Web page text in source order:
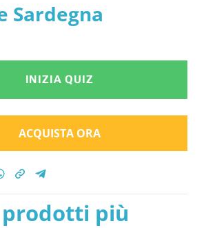
Sardegna
INIZIA QUIZ
ACQUISTA ORA
prodotti più